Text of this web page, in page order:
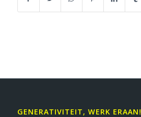
GENERATIVITEIT, WERK ERAAN!